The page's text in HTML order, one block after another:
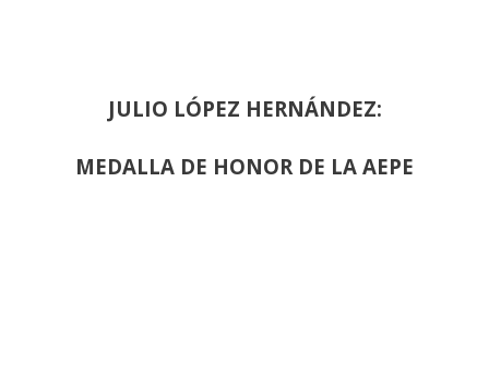
JULIO LÓPEZ HERNÁNDEZ:
MEDALLA DE HONOR DE LA AEPE